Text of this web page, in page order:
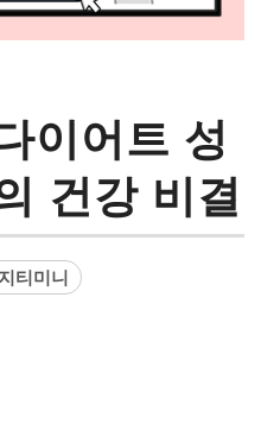
이어트 성
건강 비결
티미니